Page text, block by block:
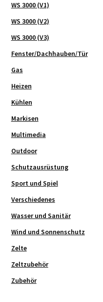
WS 3000 (V1)
WS 3000 (V2)
WS 3000 (V3)
Fenster/Dachhauben/Tür
Gas
Heizen
Kühlen
Markisen
Multimedia
Outdoor
Schutzausrüstung
Sport und Spiel
Verschiedenes
Wasser und Sanitär
Wind und Sonnenschutz
Zelte
Zeltzubehör
Zubehör